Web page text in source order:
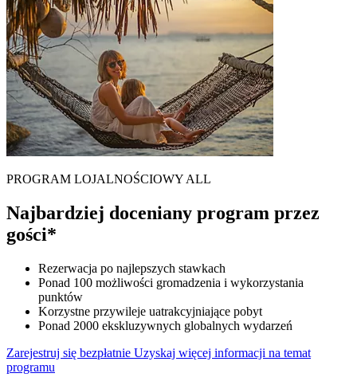
PROGRAM LOJALNOŚCIOWY ALL
Najbardziej doceniany program przez
gości*
Rezerwacja po najlepszych stawkach
Ponad 100 możliwości gromadzenia i wykorzystania
punktów
Korzystne przywileje uatrakcyjniające pobyt
Ponad 2000 ekskluzywnych globalnych wydarzeń
Zarejestruj się bezpłatnie Uzyskaj więcej informacji na temat
programu